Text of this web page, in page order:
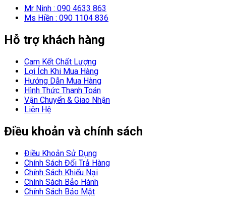
Mr Ninh : 090 4633 863
Ms Hiền : 090 1104 836
Hỗ trợ khách hàng
Cam Kết Chất Lượng
Lợi Ích Khi Mua Hàng
Hướng Dẫn Mua Hàng
Hình Thức Thanh Toán
Vận Chuyển & Giao Nhận
Liên Hệ
Điều khoản và chính sách
Điều Khoản Sử Dụng
Chính Sách Đổi Trả Hàng
Chính Sách Khiếu Nại
Chính Sách Bảo Hành
Chính Sách Bảo Mật